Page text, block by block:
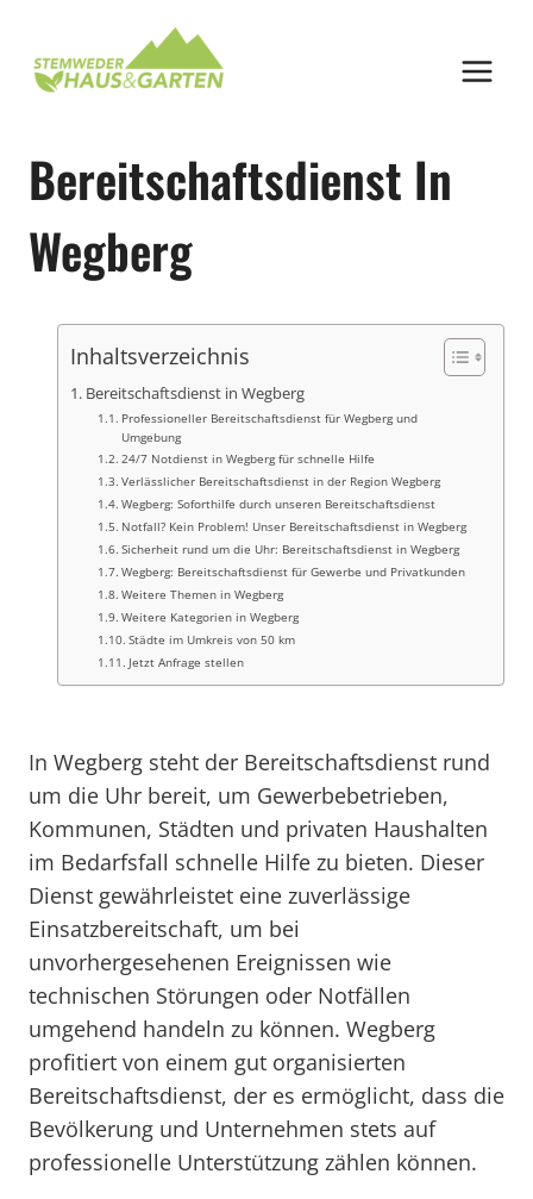
springen
Bereitschaftsdienst In
Wegberg
Inhaltsverzeichnis
Bereitschaftsdienst in Wegberg
Professioneller Bereitschaftsdienst für Wegberg und
Umgebung
24/7 Notdienst in Wegberg für schnelle Hilfe
Verlässlicher Bereitschaftsdienst in der Region Wegberg
Wegberg: Soforthilfe durch unseren Bereitschaftsdienst
Notfall? Kein Problem! Unser Bereitschaftsdienst in Wegberg
Sicherheit rund um die Uhr: Bereitschaftsdienst in Wegberg
Wegberg: Bereitschaftsdienst für Gewerbe und Privatkunden
Weitere Themen in Wegberg
Weitere Kategorien in Wegberg
Städte im Umkreis von 50 km
Jetzt Anfrage stellen
In Wegberg steht der Bereitschaftsdienst rund
um die Uhr bereit, um Gewerbebetrieben,
Kommunen, Städten und privaten Haushalten
im Bedarfsfall schnelle Hilfe zu bieten. Dieser
Dienst gewährleistet eine zuverlässige
Einsatzbereitschaft, um bei
unvorhergesehenen Ereignissen wie
technischen Störungen oder Notfällen
umgehend handeln zu können. Wegberg
profitiert von einem gut organisierten
Bereitschaftsdienst, der es ermöglicht, dass die
Bevölkerung und Unternehmen stets auf
professionelle Unterstützung zählen können.